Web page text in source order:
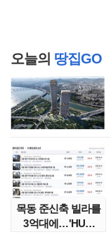
오늘의 땅집GO
목동 준신축 빌라를
3억대에…'HUG